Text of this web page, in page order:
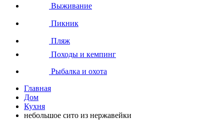
Выживание
Пикник
Пляж
Походы и кемпинг
Рыбалка и охота
Главная
Дом
Кухня
небольшое сито из нержавейки